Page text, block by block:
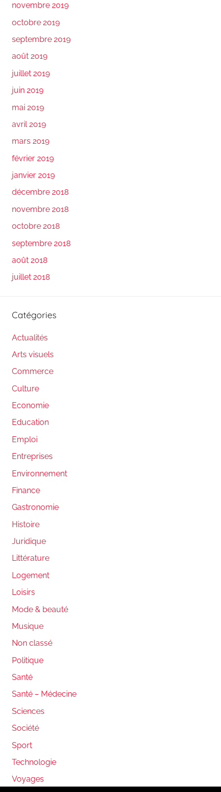
novembre 2019
octobre 2019
septembre 2019
août 2019
juillet 2019
juin 2019
mai 2019
avril 2019
mars 2019
février 2019
janvier 2019
décembre 2018
novembre 2018
octobre 2018
septembre 2018
août 2018
juillet 2018
Catégories
Actualités
Arts visuels
Commerce
Culture
Economie
Education
Emploi
Entreprises
Environnement
Finance
Gastronomie
Histoire
Juridique
Littérature
Logement
Loisirs
Mode & beauté
Musique
Non classé
Politique
Santé
Santé – Médecine
Sciences
Société
Sport
Technologie
Voyages